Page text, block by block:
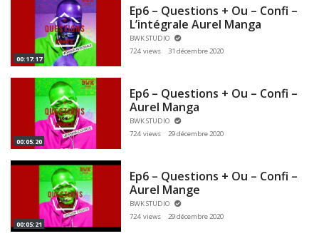
00:17:17
Ep6 – Questions + Ou – Confi –
L’intégrale Aurel Manga
BWK STUDIO
724 views
31 décembre 2020
00:05:20
Ep6 – Questions + Ou – Confi –
Aurel Manga
BWK STUDIO
724 views
29 décembre 2020
00:05:21
Ep6 – Questions + Ou – Confi –
Aurel Mange
BWK STUDIO
724 views
29 décembre 2020